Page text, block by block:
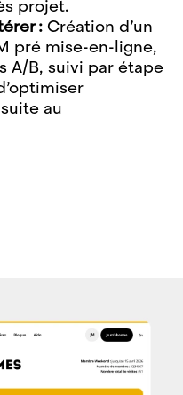
projet.
: Création d’un
pré mise-en-ligne,
A/B, suivi par étape
au